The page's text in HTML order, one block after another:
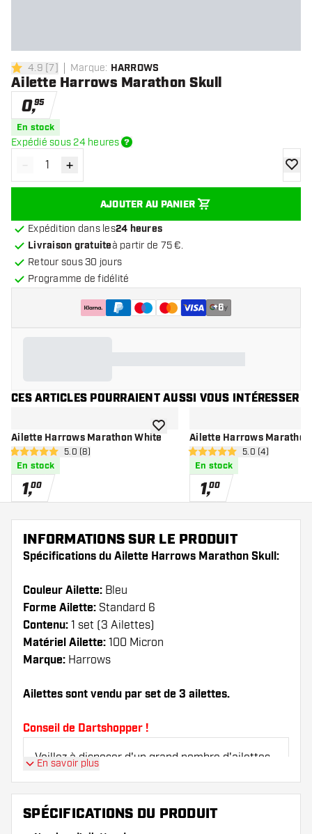
4.9 étoiles de notation
4.9 [7] Marque: HARROWS
Ailette Harrows Marathon Skull
0,95
En stock
Expédié sous 24 heures
Diminuer la quantité
- Augmenter la quantité
+
AJOUTER AU PANIER
Expédition dans les24 heures
Livraison gratuiteà partir de 75 €.
Retour sous 30 jours
Programme de fidélité
+6
CES ARTICLES POURRAIENT AUSSI VOUS INTÉRESSER
Ailette Harrows Marathon White
ouvrir le panneau des avis
5 étoiles de notation
5.0 (8)
En stock
1,00
ajouter à la liste de souhaits
Ailette Harrows Marathon
ouvrir le
5 étoiles de notation
5.0 (4)
En stock
1,00
INFORMATIONS SUR LE PRODUIT
Spécifications du Ailette Harrows Marathon Skull:
Couleur Ailette: Bleu
Forme Ailette: Standard 6
Contenu: 1 set (3 Ailettes)
Matériel Ailette: 100 Micron
Marque: Harrows
Ailettes sont vendu par set de 3 ailettes.
Conseil de Dartshopper !
Veillez à disposer d'un grand nombre d'ailettes
cassés à l'usage.
Essayez une forme, un matériau ou une
En savoir plus
SPÉCIFICATIONS DU PRODUIT